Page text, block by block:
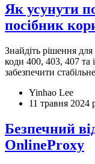
Як усунути
посібник
Знайдіть рішення
коди 400, 403, 407 та
забезпечити
Yinhao Lee
11 травня 2024
Безпечний
OnlineProxy